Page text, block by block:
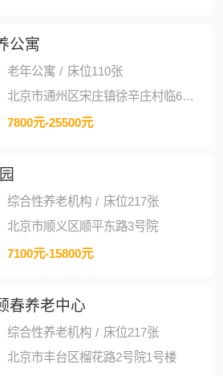
公寓
老年公寓 / 床位110张
北京市通州区宋庄镇徐辛庄村临69号
7800元-25500元
综合性养老机构 / 床位217张
北京市顺义区顺平东路3号院
7100元-15800元
春养老中心
综合性养老机构 / 床位217张
北京市丰台区榴花路2号院1号楼